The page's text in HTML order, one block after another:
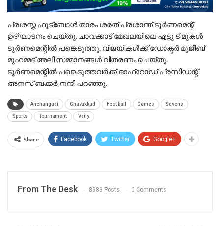
പ്രശസ്ത ഫുട്ബോൾ താരം ശരത് പ്രശാന്ത് ടൂർണമെന്റ്
ഉദ്ഘാടനം ചെയ്തു. ചാവക്കാട് മേഖലയിലെ എട്ടു ടീമുകൾ
ടൂർണമെന്റിൽ പങ്കെടുത്തു. വിജയികൾക്ക് ഡോക്ടർ മുജീബ്
മുഹമ്മദ്‌ അലി സമ്മാനങ്ങൾ വിതരണം ചെയ്തു.
ടൂർണമെന്റിൽ പങ്കെടുത്തവർക്ക് ഓഫ്‌റോഡ് പ്രസിഡന്റ്
അനസ് ബക്കർ നന്ദി പറഞ്ഞു.
Anchangadi Chavakkad Foot ball Games Sevens
Sports Tournament Vaily
Share Facebook Twitter Google+
From The Desk 8983 Posts 0 Comments